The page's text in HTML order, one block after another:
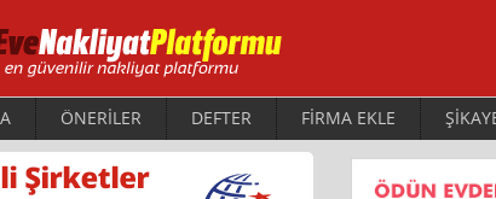
ÖNERİLER DEFTER FİRMA EKLE